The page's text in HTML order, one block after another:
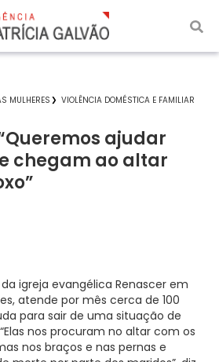
MULHERES VIOLÊNCIA DOMÉSTICA E FAMILIAR
ajudar
chegam ao altar
igreja evangélica Renascer em
atende por mês cerca de 100
para sair de uma situação de
nos procuram no altar com os
nos braços e nas pernas e